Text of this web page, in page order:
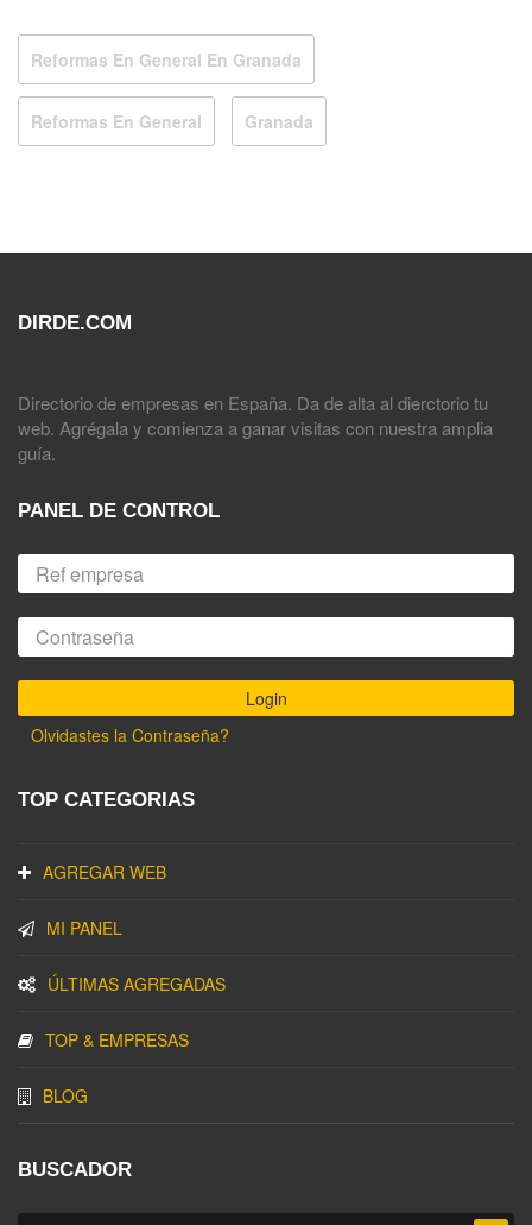
Reformas En General En Granada
Reformas En General Granada
DIRDE.COM
Directorio de empresas en España. Da de alta al dierctorio tu
web. Agrégala y comienza a ganar visitas con nuestra amplia
guía.
PANEL DE CONTROL
Olvidastes la Contraseña?
TOP CATEGORIAS
AGREGAR WEB
MI PANEL
ÚLTIMAS AGREGADAS
TOP & EMPRESAS
BLOG
BUSCADOR